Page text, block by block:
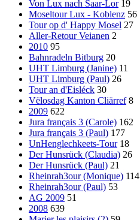
Von Lux nach Saar-Lor 19
Moseltour Lux - Koblenz 56
Tour op d' Happy Mosel 27
Aller-Retour Veianen 2
2010 95
Bahnradeln Bitburg 20
UHT Limburg (Janine) 11
UHT Limburg (Paul) 26
Tour an d'Eisléck 30
Vëlosdag Kanton Cliärref 8
2009 622
Jura français 3 (Carole) 162
Jura français 3 (Paul) 177
UnHenglechkeets-Tour 18
Der Hunsrück (Claudia) 26
Der Hunsrück (Paul) 21
Rheinrah3our (Monique) 114
Rheinrah3our (Paul) 53
AG 2009 51
2008 639